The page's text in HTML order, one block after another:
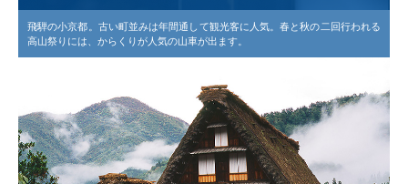
飛騨の小京都。古い町並みは年間通して観光客に人気。春と秋の二回行われる
高山祭りには、からくりが人気の山車が出ます。